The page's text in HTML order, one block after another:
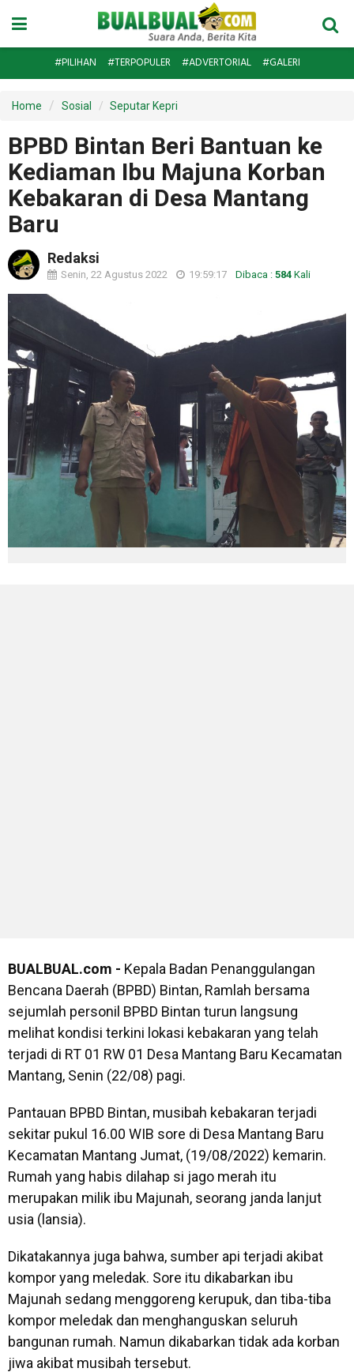
#PILIHAN #TERPOPULER #ADVERTORIAL #GALERI
Home Sosial Seputar Kepri
BPBD Bintan Beri Bantuan ke
Kediaman Ibu Majuna Korban
Kebakaran di Desa Mantang
Baru
Redaksi
Senin, 22 Agustus 2022 19:59:17 Dibaca : 584 Kali
BUALBUAL.com - Kepala Badan Penanggulangan
Bencana Daerah (BPBD) Bintan, Ramlah bersama
sejumlah personil BPBD Bintan turun langsung
melihat kondisi terkini lokasi kebakaran yang telah
terjadi di RT 01 RW 01 Desa Mantang Baru Kecamatan
Mantang, Senin (22/08) pagi.
Pantauan BPBD Bintan, musibah kebakaran terjadi
sekitar pukul 16.00 WIB sore di Desa Mantang Baru
Kecamatan Mantang Jumat, (19/08/2022) kemarin.
Rumah yang habis dilahap si jago merah itu
merupakan milik ibu Majunah, seorang janda lanjut
usia (lansia).
Dikatakannya juga bahwa, sumber api terjadi akibat
kompor yang meledak. Sore itu dikabarkan ibu
Majunah sedang menggoreng kerupuk, dan tiba-tiba
kompor meledak dan menghanguskan seluruh
bangunan rumah. Namun dikabarkan tidak ada korban
jiwa akibat musibah tersebut.